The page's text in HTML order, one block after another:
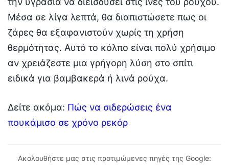
Μέσα σε λίγα λεπτά, θα διαπιστώσετε πως οι
ζάρες θα εξαφανιστούν χωρίς τη χρήση
θερμότητας. Αυτό το κόλπο είναι πολύ χρήσιμο
αν χρειάζεστε μια γρήγορη λύση στο σπίτι
ειδικά για βαμβακερά ή λινά ρούχα.
Δείτε ακόμα: Πώς να σιδερώσεις ένα
πουκάμισο σε χρόνο ρεκόρ
Ακολουθήστε μας στις προτιμώμενες πηγές της Google: